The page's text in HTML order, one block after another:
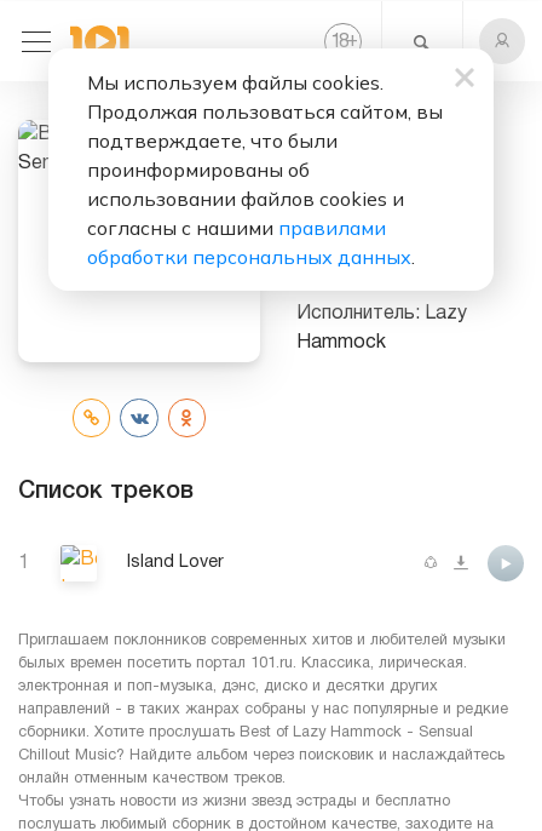
18+
Слушать бесплатно
Best of Lazy
Hammock -
Sensual Chillout
Music
Исполнитель: Lazy
Hammock
Список треков
1 Island Lover
Приглашаем поклонников современных хитов и любителей музыки
былых времен посетить портал 101.ru. Классика, лирическая.
электронная и поп-музыка, дэнс, диско и десятки других
направлений - в таких жанрах собраны у нас популярные и редкие
сборники. Хотите прослушать Best of Lazy Hammock - Sensual
Chillout Music? Найдите альбом через поисковик и наслаждайтесь
онлайн отменным качеством треков.
Чтобы узнать новости из жизни звезд эстрады и бесплатно
послушать любимый сборник в достойном качестве, заходите на
Мы используем файлы cookies.
Продолжая пользоваться сайтом, вы
подтверждаете, что были
проинформированы об
использовании файлов cookies и
согласны с нашими правилами
обработки персональных данных.